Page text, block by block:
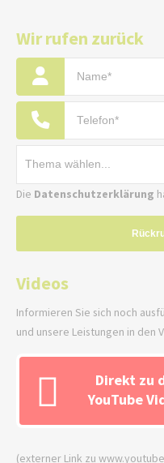
Wir rufen zurück
Die Datenschutzerklärung
Videos
Informieren Sie sich noch
und unsere Leistungen in den
Direkt zu
YouTube
(externer Link zu